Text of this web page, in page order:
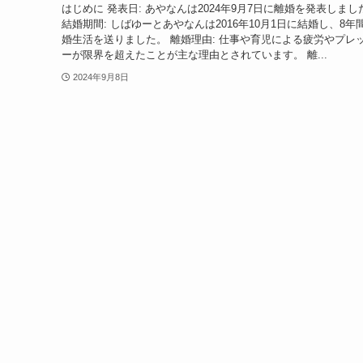
はじめに 発表日: あやなんは2024年9月7日に離婚を発表しまし
結婚期間: しばゆーとあやなんは2016年10月1日に結婚し、8年
婚生活を送りました。 離婚理由: 仕事や育児による疲労やプレ
ーが限界を超えたことが主な理由とされています。 離...
2024年9月8日